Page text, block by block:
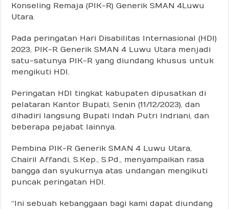
Konseling Remaja (PIK-R) Generik SMAN 4 Luwu
Utara.
Pada peringatan Hari Disabilitas Internasional (HDI)
2023, PIK-R Generik SMAN 4 Luwu Utara menjadi
satu-satunya PIK-R yang diundang khusus untuk
mengikuti HDI.
Peringatan HDI tingkat kabupaten dipusatkan di
pelataran Kantor Bupati, Senin (11/12/2023), dan
dihadiri langsung Bupati Indah Putri Indriani, dan
beberapa pejabat lainnya.
Pembina PIK-R Generik SMAN 4 Luwu Utara,
Chairil Affandi, S.Kep., S.Pd., menyampaikan rasa
bangga dan syukurnya atas undangan mengikuti
puncak peringatan HDI.
“Ini sebuah kebanggaan bagi kami dapat diundang